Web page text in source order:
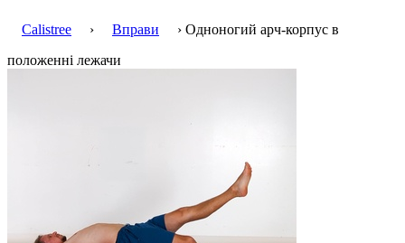
Calistree › Вправи
› Одноногий арч-корпус в
положенні лежачи